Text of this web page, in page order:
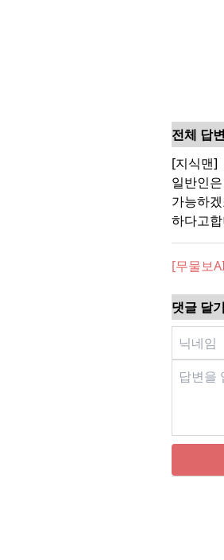
전체 답
[지식맨]
일반인
가능하
하다고
[무물보
댓글 달